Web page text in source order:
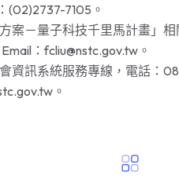
(02)2737-7105。
案－量子科技千里馬計畫」
：fcliu@nstc.gov.tw。
資訊系統服務專線，電話：
。